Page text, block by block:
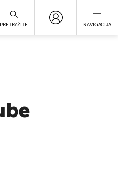
PRETRAŽITE NAVIGACIJA